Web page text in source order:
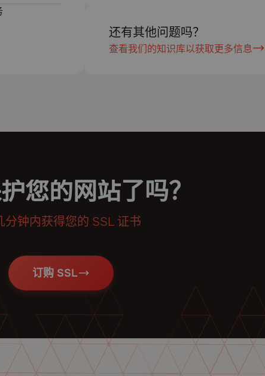
还有其他问题吗？
查看我们的知识库以获取更多信息
您的网站了吗？
分钟内获得您的 SSL 证书
订购 SSL